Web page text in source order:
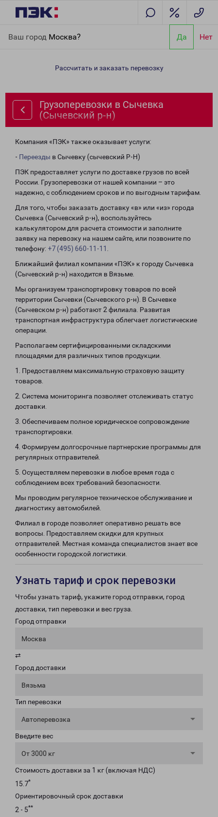
Ваш город Москва? Да Нет
р-н)
Рассчитать и заказать перевозку
Грузоперевозки в Сычевка
(Сычевский р-н)
Компания «ПЭК» также оказывает услуги:
- Переезды в Сычевку (сычевский Р-Н)
ПЭК предоставляет услуги по доставке грузов по всей
России. Грузоперевозки от нашей компании – это
надежно, с соблюдением сроков и по выгодным тарифам.
Для того, чтобы заказать доставку «в» или «из» города
Сычевка (Сычевский р-н), воспользуйтесь
калькулятором для расчета стоимости и заполните
заявку на перевозку на нашем сайте, или позвоните по
телефону: +7 (495) 660-11-11
Ближайший филиал компании «ПЭК» к городу Сычевка
(Сычевский р-н) находится в Вязьме.
Мы организуем транспортировку товаров по всей
территории Сычевки (Сычевского р-н). В Сычевке
(Сычевском р-н) работают 2 филиала. Развитая
транспортная инфраструктура облегчает логистические
операции.
Располагаем сертифицированными складскими
площадями для различных типов продукции.
1. Предоставляем максимальную страховую защиту
товаров.
2. Система мониторинга позволяет отслеживать статус
доставки.
3. Обеспечиваем полное юридическое сопровождение
транспортировки.
4. Формируем долгосрочные партнерские программы для
регулярных отправителей.
5. Осуществляем перевозки в любое время года с
соблюдением всех требований безопасности.
Мы проводим регулярное техническое обслуживание и
диагностику автомобилей.
Филиал в городе позволяет оперативно решать все
вопросы. Предоставляем скидки для крупных
отправителей. Местная команда специалистов знает все
особенности городской логистики.
Узнать тариф и срок перевозки
Чтобы узнать тариф, укажите город отправки, город
доставки, тип перевозки и вес груза.
Город отправки
Москва
⇄
Город доставки
Вязьма
Тип перевозки
Автоперевозка
Введите вес
От 3000 кг
Стоимость доставки за 1 кг (включая НДС)
15.7*
Ориентировочный срок доставки
2 - 5**